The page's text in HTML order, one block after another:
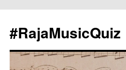
#RajaMusicQuiz